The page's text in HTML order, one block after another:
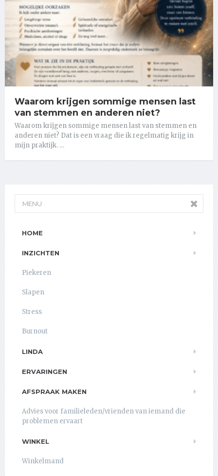
Waarom krijgen sommige mensen last
van stemmen en anderen niet?
Waarom krijgen sommige mensen last van stemmen en
anderen niet? Dat is een vraag die ik regelmatig krijg in
mijn praktijk. …
MENU
HOME
INZICHTEN
Piekeren
Slapen
Stress
Burnout
LINDA
ERVARINGEN
AFSPRAAK MAKEN
Advies voor familieleden/vrienden van iemand die
problemen ervaart
WINKEL
Winkelmand